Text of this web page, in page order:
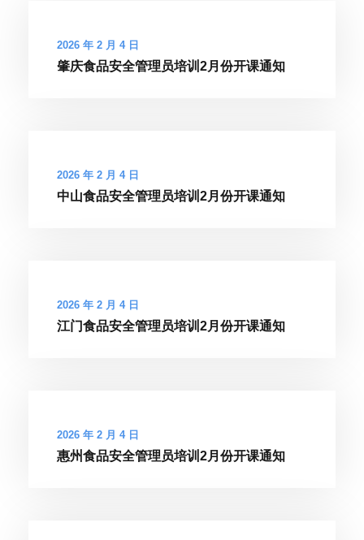
2026 年 2 月 4 日
肇庆食品安全管理员培训2月份开课通知
2026 年 2 月 4 日
中山食品安全管理员培训2月份开课通知
2026 年 2 月 4 日
江门食品安全管理员培训2月份开课通知
2026 年 2 月 4 日
惠州食品安全管理员培训2月份开课通知